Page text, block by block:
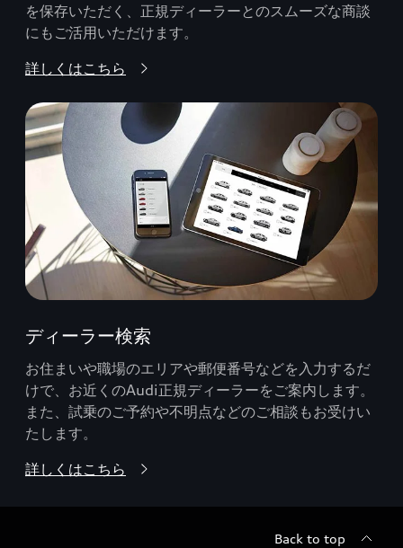
を保存いただく、正規ディーラーとのスムーズな商談
にもご活用いただけます。
詳しくはこちら
ディーラー検索
お住まいや職場のエリアや郵便番号などを入力するだ
けで、お近くのAudi正規ディーラーをご案内します。
また、試乗のご予約や不明点などのご相談もお受けい
たします。
詳しくはこちら
Back to top